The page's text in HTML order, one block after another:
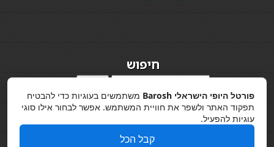
חיפוש
מדיניות פרטיות
פורטל היופי הישראלי Barosh
משתמשים בעוגיות כדי להבטיח
תפקוד האתר ולשפר את חוויית המשתמש. אפשר לבחור אילו סוגי
עוגיות להפעיל.
קבל הכל